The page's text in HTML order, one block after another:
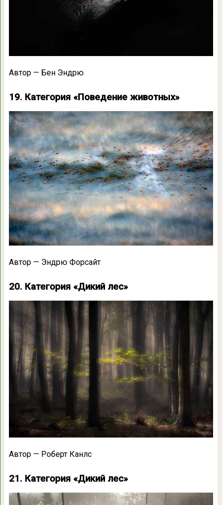
Автор — Бен Эндрю
19. Категория «Поведение животных»
Автор — Эндрю Форсайт
20. Категория «Дикий лес»
Автор — Роберт Канлс
21. Категория «Дикий лес»